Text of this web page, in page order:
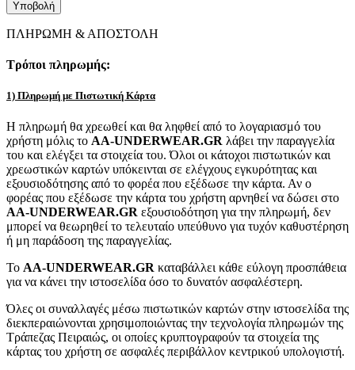
ΠΛΗΡΩΜΗ & ΑΠΟΣΤΟΛΗ
Τρόποι πληρωμής:
1) Πληρωμή με Πιστωτική Κάρτα
Η πληρωμή θα χρεωθεί και θα ληφθεί από το λογαριασμό του
χρήστη μόλις το AA-UNDERWEAR.GR λάβει την παραγγελία
του και ελέγξει τα στοιχεία του. Όλοι οι κάτοχοι πιστωτικών και
χρεωστικών καρτών υπόκεινται σε ελέγχους εγκυρότητας και
εξουσιοδότησης από το φορέα που εξέδωσε την κάρτα. Αν ο
φορέας που εξέδωσε την κάρτα του χρήστη αρνηθεί να δώσει στο
AA-UNDERWEAR.GR εξουσιοδότηση για την πληρωμή, δεν
μπορεί να θεωρηθεί το τελευταίο υπεύθυνο για τυχόν καθυστέρηση
ή μη παράδοση της παραγγελίας.
Το AA-UNDERWEAR.GR καταβάλλει κάθε εύλογη προσπάθεια
για να κάνει την ιστοσελίδα όσο το δυνατόν ασφαλέστερη.
Όλες οι συναλλαγές μέσω πιστωτικών καρτών στην ιστοσελίδα της
διεκπεραιώνονται χρησιμοποιώντας την τεχνολογία πληρωμών της
Τράπεζας Πειραιώς, οι οποίες κρυπτογραφούν τα στοιχεία της
κάρτας του χρήστη σε ασφαλές περιβάλλον κεντρικού υπολογιστή.